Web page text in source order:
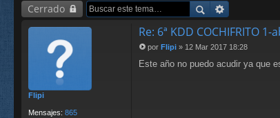
rá
pi
Cerrado
Flipi
Mensajes: 865
Re: 6ª KDD COCHIFRITO 1-
e
por Flipi » 12 Mar 2017 18:28
Este año no puedo acudir ya que